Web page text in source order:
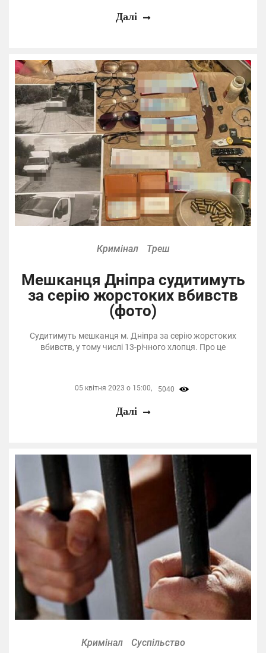
Далі
Кримінал Треш
Мешканця Дніпра судитимуть
за серію жорстоких вбивств
(фото)
Судитимуть мешканця м. Дніпра за серію жорстоких
вбивств, у тому числі 13-річного хлопця. Про це
05 квітня 2023 о 15:00, 5040
Далі
Кримінал Суспільство